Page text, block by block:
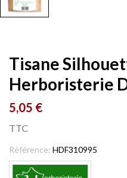
Tisane
Herboristerie
5,05 €
TTC
Référence: HDF310995